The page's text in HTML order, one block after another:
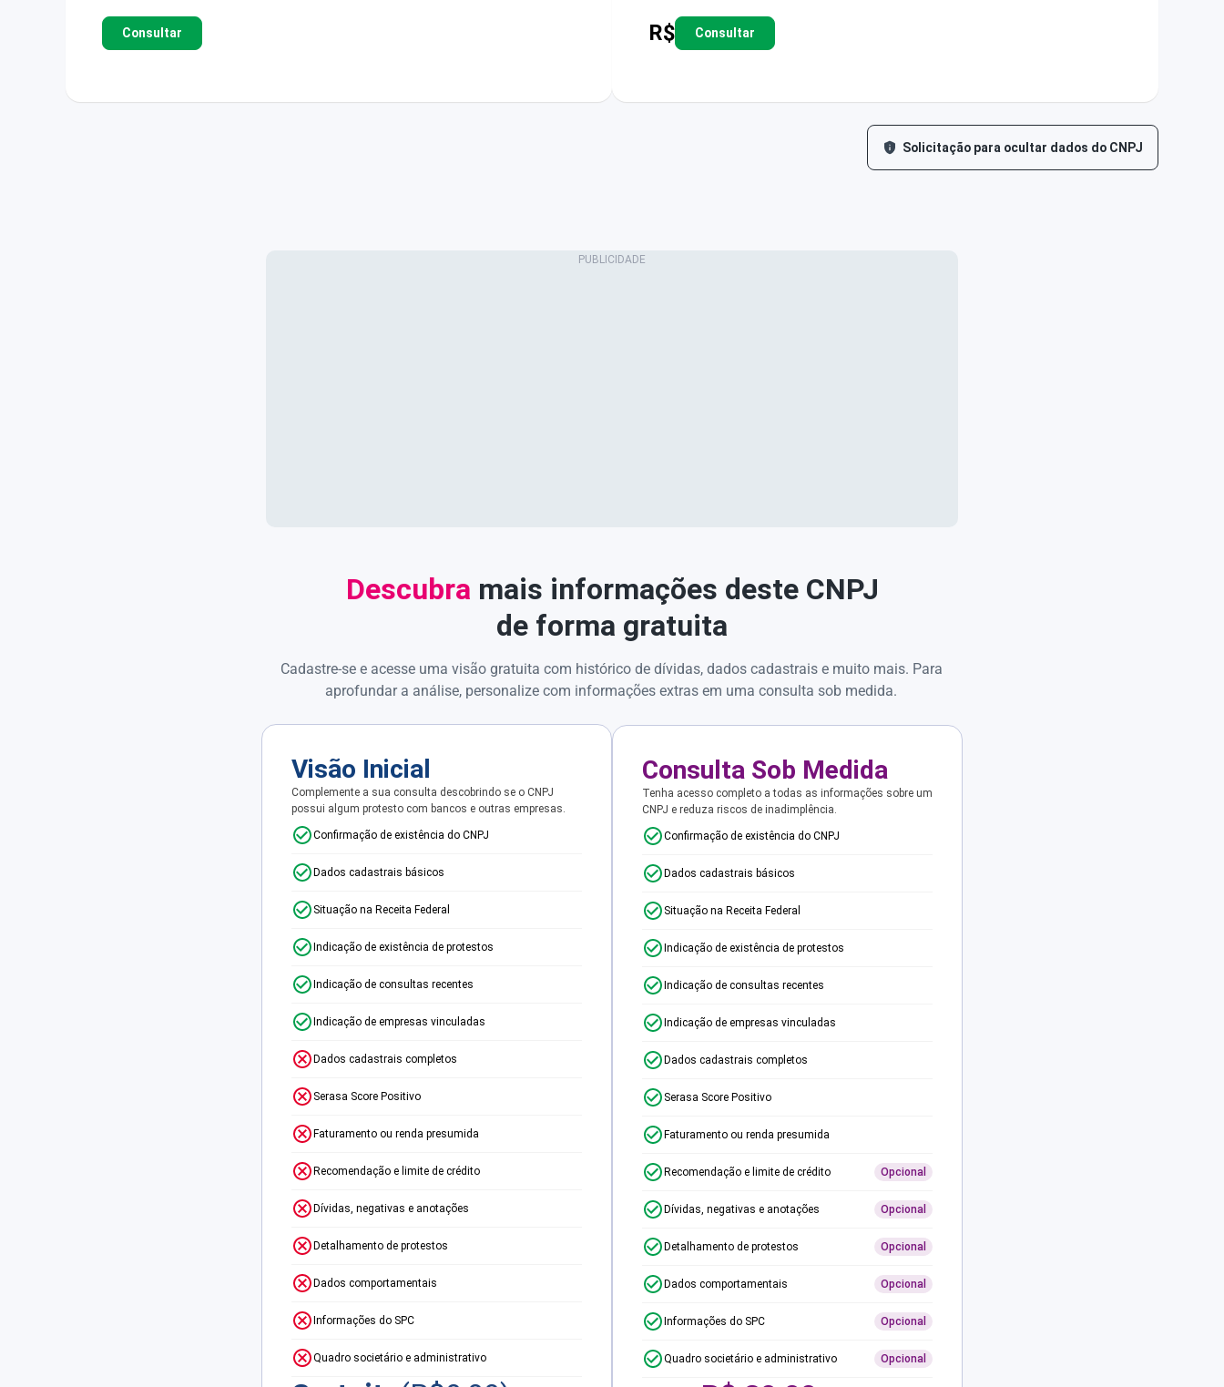
Consultar R$ Consultar
Solicitação para ocultar dados do CNPJ
Descubra mais informações deste CNPJ
de forma gratuita
Cadastre-se e acesse uma visão gratuita com histórico de dívidas, dados cadastrais e muito mais. Para
aprofundar a análise, personalize com informações extras em uma consulta sob medida.
Visão Inicial
Complemente a sua consulta descobrindo se o CNPJ
possui algum protesto com bancos e outras empresas.
Confirmação de existência do CNPJ
Dados cadastrais básicos
Situação na Receita Federal
Indicação de existência de protestos
Indicação de consultas recentes
Indicação de empresas vinculadas
Dados cadastrais completos
Serasa Score Positivo
Faturamento ou renda presumida
Recomendação e limite de crédito
Dívidas, negativas e anotações
Detalhamento de protestos
Dados comportamentais
Informações do SPC
Quadro societário e administrativo
Consulta Sob Medida
Tenha acesso completo a todas as informações sobre um
CNPJ e reduza riscos de inadimplência.
Confirmação de existência do CNPJ
Dados cadastrais básicos
Situação na Receita Federal
Indicação de existência de protestos
Indicação de consultas recentes
Indicação de empresas vinculadas
Dados cadastrais completos
Serasa Score Positivo
Faturamento ou renda presumida
Recomendação e limite de crédito Opcional
Dívidas, negativas e anotações Opcional
Detalhamento de protestos Opcional
Dados comportamentais Opcional
Informações do SPC Opcional
Quadro societário e administrativo Opcional